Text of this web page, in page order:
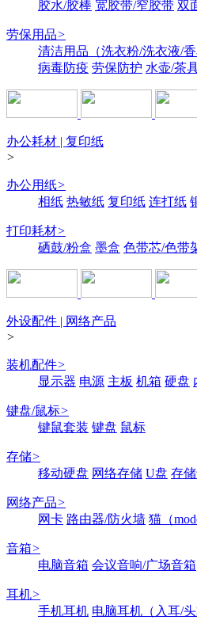
胶水/胶棒 宽胶带/窄胶带 双
劳保用品>
清洁用品（洗衣粉/洗衣液/
病毒防疫 劳保防护 水壶/茶
办公耗材 | 复印纸
>
办公用纸>
相纸 热敏纸 复印纸 连打纸
打印耗材>
硒鼓/粉盒 墨盒 色带芯/色带
外设配件 | 网络产品
>
装机配件>
显示器 电源 主板 机箱 硬盘
键盘/鼠标>
键鼠套装 键盘 鼠标
存储>
移动硬盘 网络存储 U盘 存
网络产品>
网卡 路由器/防火墙 猫（
音箱>
电脑音箱 会议音响/广场音箱
耳机>
手机耳机 电脑耳机（入耳/头